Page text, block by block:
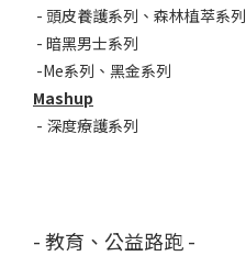
- 頭皮養護系列 、 森林植萃系列
- 暗黑男士系列
-Me系列 、 黑金系列
Mashup
- 深度療護系列
- 教育、公益路跑 -